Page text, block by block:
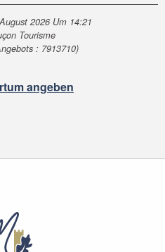
2026 Um 14:21
Tourisme
: 7913710)
angeben